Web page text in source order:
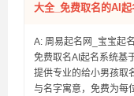
大全_免费取名的AI起
A: 周易起名网_宝宝起
免费取名AI起名系统基
提供专业的给小男孩取
与名字寓意，免费为每